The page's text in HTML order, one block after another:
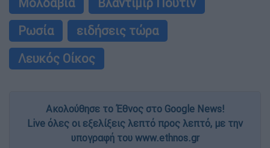
Ρωσία
ειδήσεις τώρα
Λευκός Οίκος
Ακολούθησε το Έθνος στο Google News!
Live όλες οι εξελίξεις λεπτό προς λεπτό, με την
υπογραφή του www.ethnos.gr